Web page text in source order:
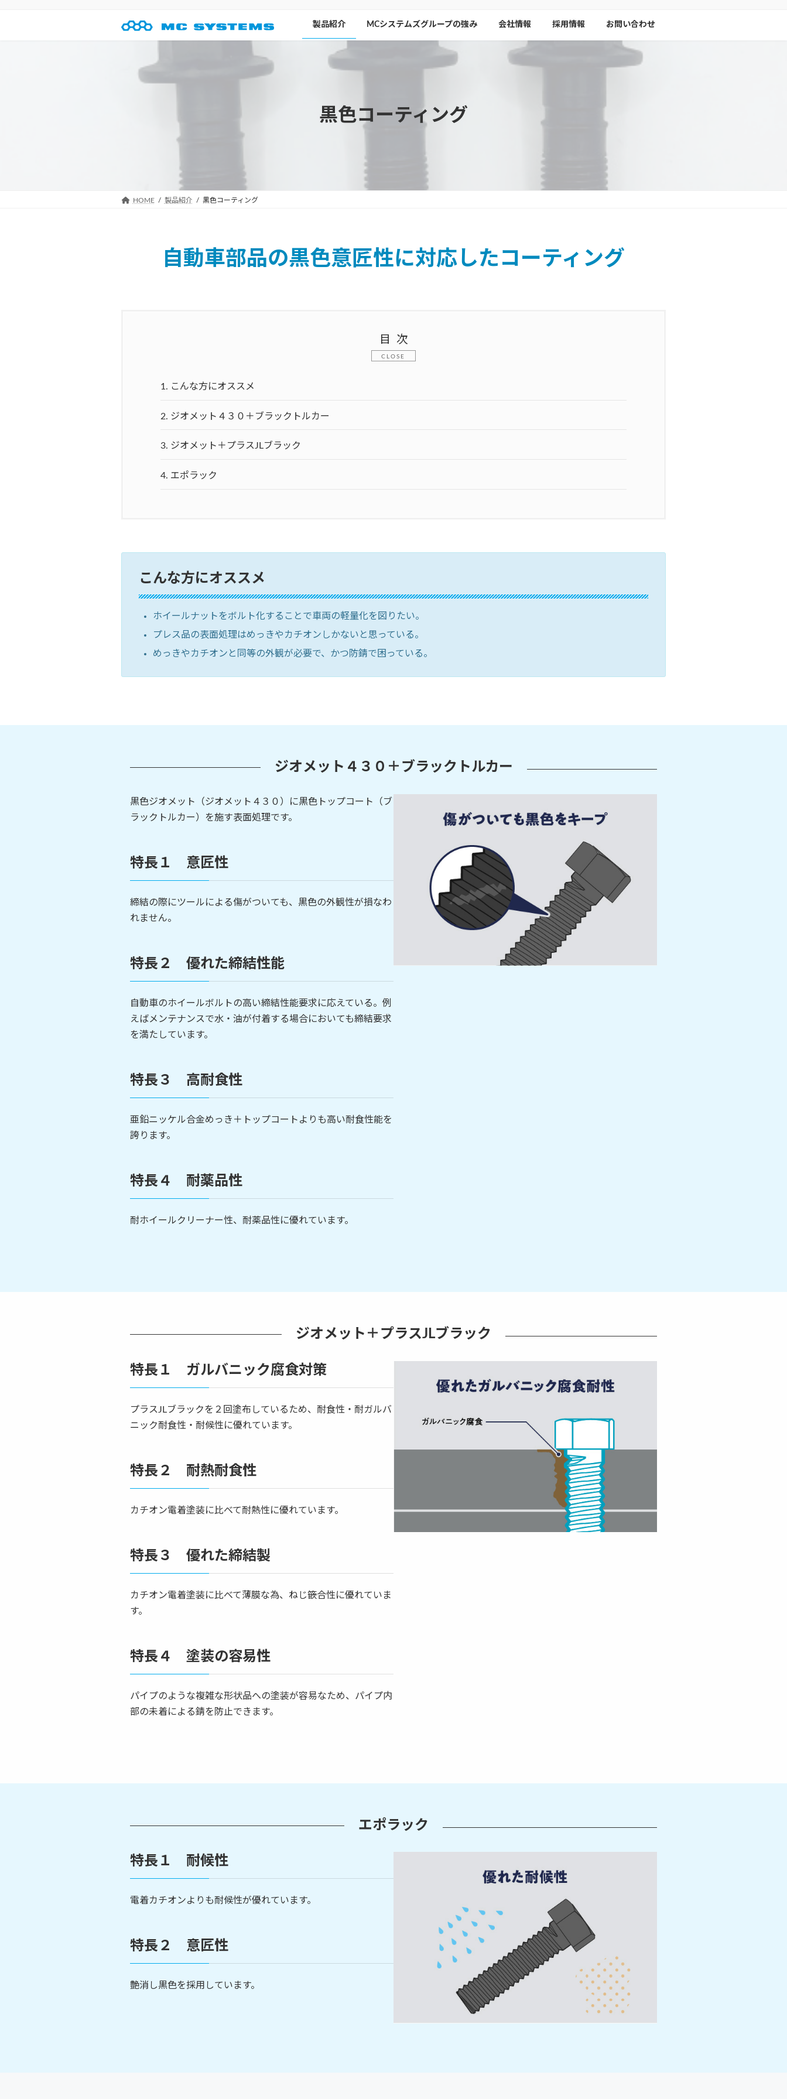
製品紹介 MCシステムズグループの強み 会社情報 採用情報 お問い合わせ
黒色コーティング
HOME 製品紹介 黒色コーティング
自動車部品の黒色意匠性に対応したコーティング
目次
1. こんな方にオススメ
2. ジオメット４３０＋ブラックトルカー
3. ジオメット＋プラスJLブラック
4. エポラック
こんな方にオススメ
ホイールナットをボルト化することで車両の軽量化を図りたい。
プレス品の表面処理はめっきやカチオンしかないと思っている。
めっきやカチオンと同等の外観が必要で、かつ防錆で困っている。
ジオメット４３０＋ブラックトルカー
黒色ジオメット（ジオメット４３０）に黒色トップコート（ブ
ラックトルカー）を施す表面処理です。
特長１ 意匠性
締結の際にツールによる傷がついても、黒色の外観性が損なわ
れません。
特長２ 優れた締結性能
自動車のホイールボルトの高い締結性能要求に応えている。例
えばメンテナンスで水・油が付着する場合においても締結要求
を満たしています。
特長３ 高耐食性
亜鉛ニッケル合金めっき＋トップコートよりも高い耐食性能を
誇ります。
特長４ 耐薬品性
耐ホイールクリーナー性、耐薬品性に優れています。
ジオメット＋プラスJLブラック
特長１ ガルバニック腐食対策
プラスJLブラックを２回塗布しているため、耐食性・耐ガルバ
ニック耐食性・耐候性に優れています。
特長２ 耐熱耐食性
カチオン電着塗装に比べて耐熱性に優れています。
特長３ 優れた締結製
カチオン電着塗装に比べて薄膜な為、ねじ篏合性に優れていま
す。
特長４ 塗装の容易性
パイプのような複雑な形状品への塗装が容易なため、パイプ内
部の未着による錆を防止できます。
エポラック
特長１ 耐候性
電着カチオンよりも耐候性が優れています。
特長２ 意匠性
艶消し黒色を採用しています。